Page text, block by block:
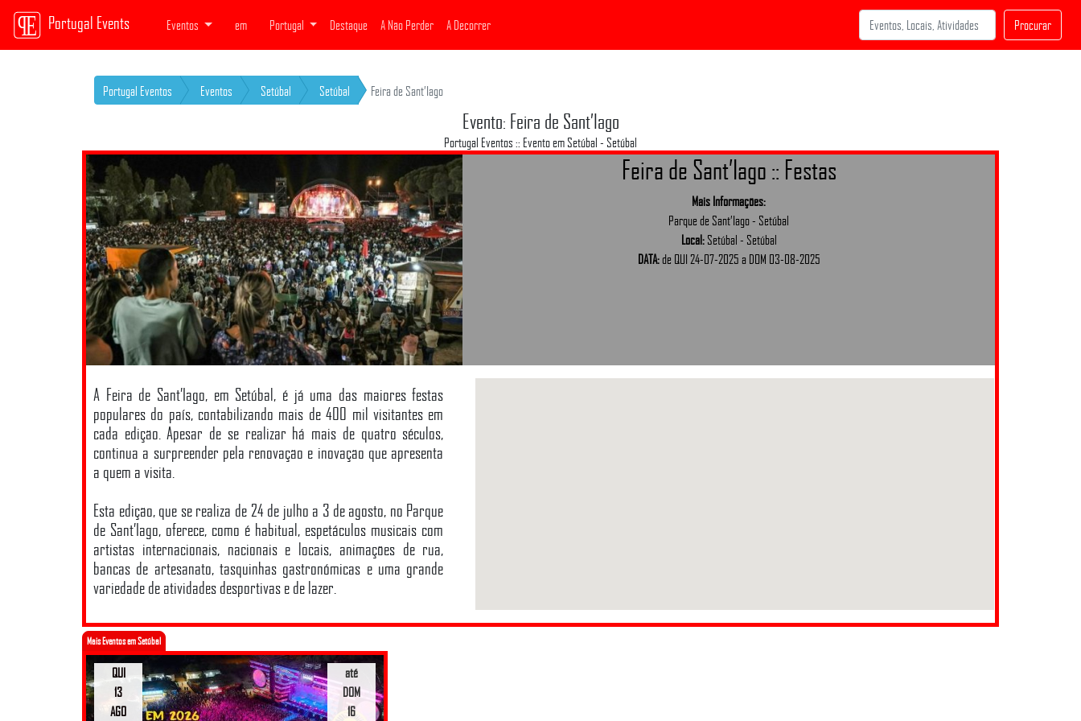
Portugal Events Eventos em Portugal Destaque A Não Perder A Decorrer Procurar
Portugal Eventos Eventos Setúbal Setúbal Feira de Sant’Iago
Evento: Feira de Sant’Iago
Portugal Eventos :: Evento em Setúbal - Setúbal
Feira de Sant’Iago :: Festas
Mais Informações:
Parque de Sant’Iago - Setúbal
Local:Setúbal - Setúbal
DATA:de QUI 24-07-2025 a DOM 03-08-2025
A Feira de Sant’Iago, em Setúbal, é já uma das maiores festas
populares do país, contabilizando mais de 400 mil visitantes em
cada edição. Apesar de se realizar há mais de quatro séculos,
continua a surpreender pela renovação e inovação que apresenta
a quem a visita.
Esta edição, que se realiza de 24 de julho a 3 de agosto, no Parque
de Sant’Iago, oferece, como é habitual, espetáculos musicais com
artistas internacionais, nacionais e locais, animações de rua,
bancas de artesanato, tasquinhas gastronómicas e uma grande
variedade de atividades desportivas e de lazer.
Mais Eventos em Setúbal
até
DOM
16
QUI
13
AGO